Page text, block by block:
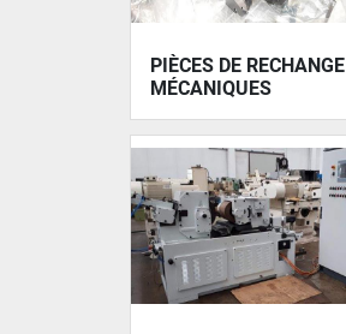
PIÈCES DE RECHANGE
MÉCANIQUES